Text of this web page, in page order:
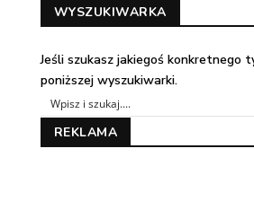
WYSZUKIWARKA
Jeśli szukasz jakiegoś konkretnego
poniższej wyszukiwarki.
REKLAMA